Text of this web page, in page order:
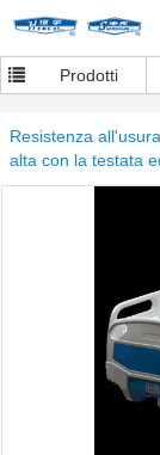
Prodotti
Resistenza
alta con la testata